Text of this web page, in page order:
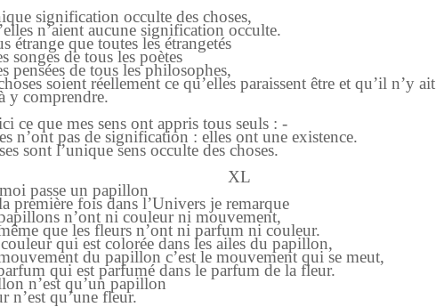
signification occulte des choses,
n’aient aucune signification occulte.
étrange que toutes les étrangetés
songes de tous les poètes
pensées de tous les philosophes,
soient réellement ce qu’elles paraissent être et qu’il n’y ait
comprendre.
ce que mes sens ont appris tous seuls : -
n’ont pas de signification : elles ont une existence.
sont l’unique sens occulte des choses.
XL
passe un papillon
première fois dans l’Univers je remarque
n’ont ni couleur ni mouvement,
que les fleurs n’ont ni parfum ni couleur.
couleur qui est colorée dans les ailes du papillon,
du papillon c’est le mouvement qui se meut,
qui est parfumé dans le parfum de la fleur.
n’est qu’un papillon
n’est qu’une fleur.